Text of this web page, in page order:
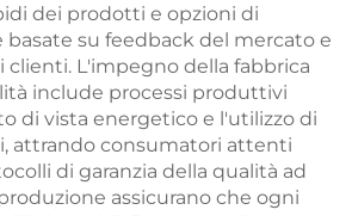
dei prodotti e opzioni di
basate su feedback del mercato e
clienti. L'impegno della fabbrica
include processi produttivi
di vista energetico e l'utilizzo di
attrando consumatori attenti
di garanzia della qualità ad
assicurano che ogni